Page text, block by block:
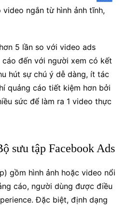
ngắn từ hình ảnh tĩnh,
5 lần so với video ads
đến với người xem có kết
hút sự chú ý dễ dàng, ít tác
quảng cáo tiết kiệm hơn bởi
sức để làm ra 1 video thực
sưu tập Facebook Ads
gồm hình ảnh hoặc video nổi
cáo, người dùng được điều
Đặc biệt, định dạng